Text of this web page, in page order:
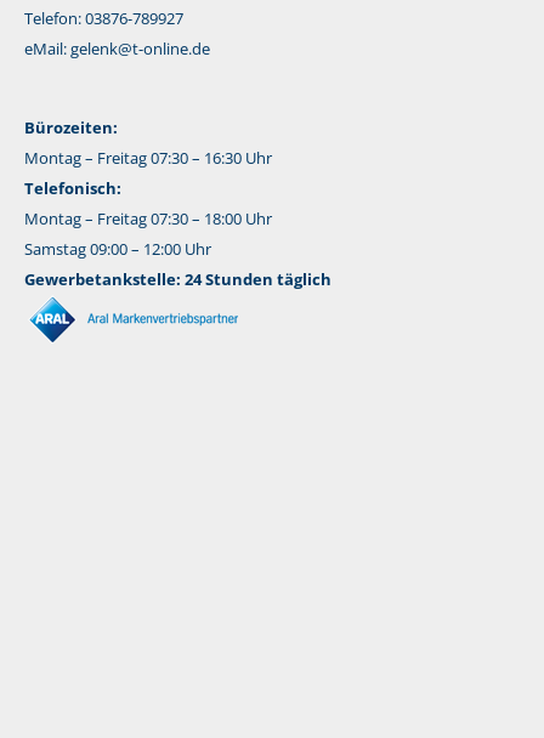
Telefon: 03876-789927
eMail:gelenk@t-online.de
Bürozeiten:
Montag – Freitag 07:30 – 16:30 Uhr
Telefonisch:
Montag – Freitag 07:30 – 18:00 Uhr
Samstag 09:00 – 12:00 Uhr
Gewerbetankstelle: 24 Stunden täglich